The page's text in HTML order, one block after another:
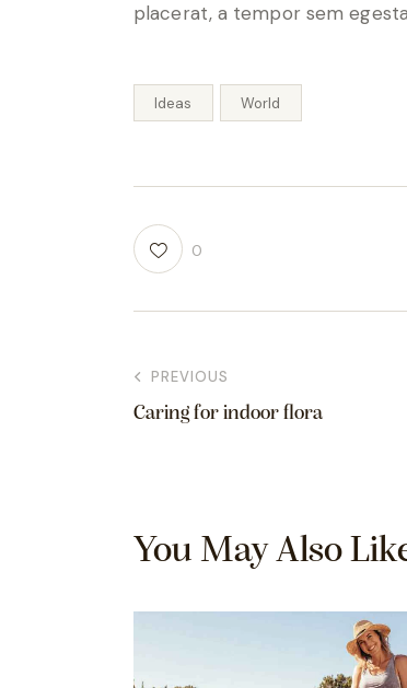
placerat, a tempor sem
Ideas World
0
PREVIOUS
Caring for indoor flora
You May Also